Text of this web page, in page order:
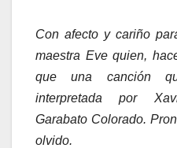
Con afecto y cariño
maestra Eve quien,
que una canción
interpretada por
Garabato Colorado.
olvido.